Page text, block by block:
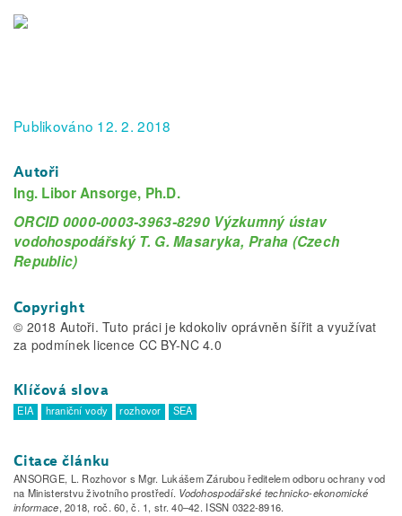
Publikováno 12. 2. 2018
Autoři
Ing. Libor Ansorge, Ph.D.
ORCID 0000-0003-3963-8290 Výzkumný ústav
vodohospodářský T. G. Masaryka, Praha (Czech
Republic)
Copyright
© 2018 Autoři. Tuto práci je kdokoliv oprávněn šířit a využívat
za podmínek licence CC BY-NC 4.0
Klíčová slova
EIA hraniční vody rozhovor SEA
Citace článku
ANSORGE, L. Rozhovor s Mgr. Lukášem Zárubou ředitelem odboru ochrany vod
na Ministerstvu životního prostředí. Vodohospodářské technicko-ekonomické
informace, 2018, roč. 60, č. 1, str. 40–42. ISSN 0322-8916.